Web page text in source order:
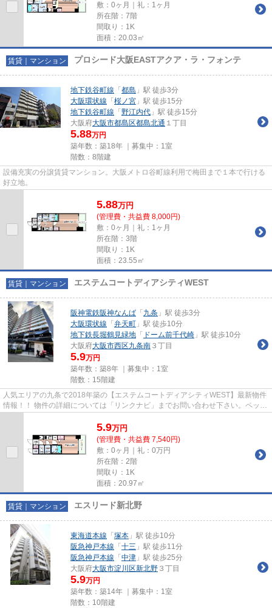
敷：0ヶ月｜礼：1ヶ月
所在階：7階
間取り：1K
面積：20.03㎡
賃貸｜マンション プロシード大阪EASTアクア・ラ・フォンテ
地下鉄谷町線 「 都島 」駅 徒歩3分
大阪環状線 「 桜ノ宮 」駅 徒歩15分
地下鉄谷町線 「 野江内代 」駅 徒歩15分
大阪府大阪市都島区都島北通 １丁目
5.88万円
築年数：築18年 ｜募集中： 1室
階数：8階建
設備充実の分譲賃貸マンション。大阪メトロ谷町線利用で梅田まで１本で行ける
好立地。
5.88万円
(管理費・共益費 8,000円)
敷：0ヶ月｜礼：1ヶ月
所在階：3階
間取り：1K
面積：23.55㎡
賃貸｜マンション エステムコートディアシティWEST
阪神電鉄阪神なんば 「 九条 」駅 徒歩3分
大阪環状線 「 弁天町 」駅 徒歩10分
地下鉄長堀鶴見緑地 「 ドーム前千代崎 」駅 徒歩10分
大阪府大阪市西区九条南 ３丁目
5.9万円
築年数：築8年 ｜募集中： 1室
階数：15階建
人気エリアの九条で2018年築の【エステムコートディアシティWEST】最新物件
情報！！ 物件の詳細については「リンクナビ」までお問い合わせ下さい。ペット
5.9万円
(管理費・共益費 7,540円)
敷：0ヶ月｜礼：0万円
所在階：2階
間取り：1K
面積：20.97㎡
賃貸｜マンション エスリード新北野
東海道本線 「 塚本 」駅 徒歩10分
阪急神戸本線 「 十三 」駅 徒歩11分
阪急神戸本線 「 中津 」駅 徒歩25分
大阪府大阪市淀川区新北野 ３丁目
5.9万円
築年数：築14年 ｜募集中： 1室
階数：10階建